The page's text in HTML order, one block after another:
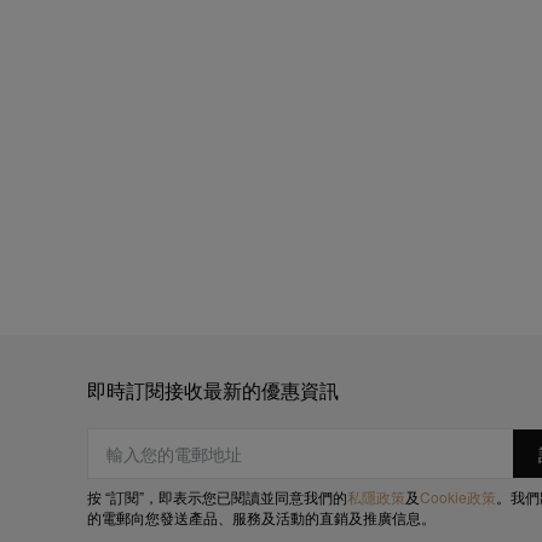
即時訂閱接收最新的優惠資訊
按 “訂閱”，即表示您已閱讀並同意我們的私隱政策及Cookie政策。我
的電郵向您發送產品、服務及活動的直銷及推廣信息。